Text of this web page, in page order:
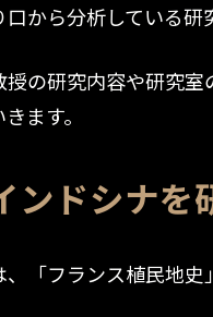
から分析している研
授の研究内容や研究
ます。
ンドシナを
「フランス植民地史